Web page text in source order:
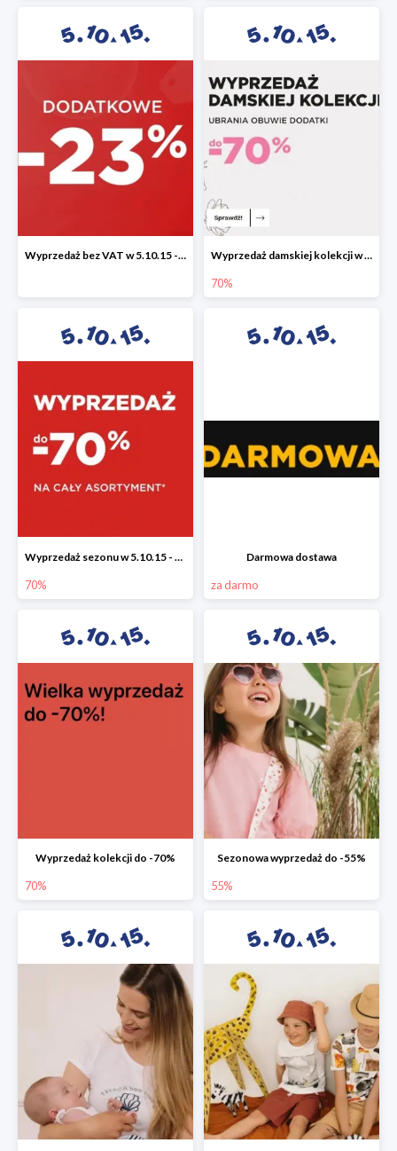
Wyprzedaż bez VAT w 5.10.15 - dodatkowe -23% rabatu Wyprzedaż damskiej kolekcji w 5.10.15 - ubrania, obuwie i dodatki do -70%
70%
Wyprzedaż sezonu w 5.10.15 - cały asortyment -70%
70%
Darmowa dostawa
za darmo
Wyprzedaż kolekcji do -70%
70%
Sezonowa wyprzedaż do -55%
55%